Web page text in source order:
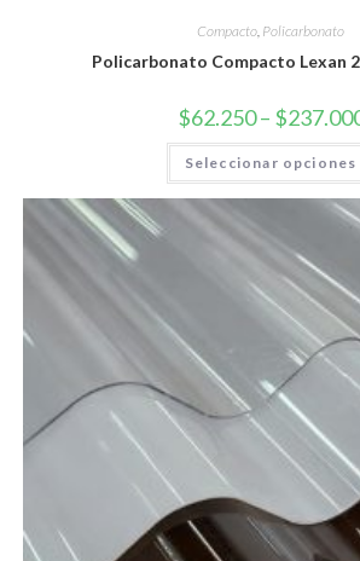
Compacto Policarbonato
Policarbonato Compacto Lexan
$62.250– $
Seleccionar opciones